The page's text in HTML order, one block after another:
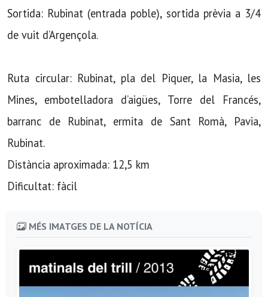
Sortida: Rubinat (entrada poble), sortida prèvia a 3/4
de vuit d’Argençola.
Ruta circular: Rubinat, pla del Piquer, la Masia, les
Mines, embotelladora d’aigües, Torre del Francés,
barranc de Rubinat, ermita de Sant Romà, Pavia,
Rubinat.
Distància aproximada: 12,5 km
Dificultat: fàcil
MÉS IMATGES DE LA NOTÍCIA